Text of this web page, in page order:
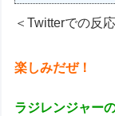
＜Twitterでの反
楽しみだぜ！
ラジレンジャー